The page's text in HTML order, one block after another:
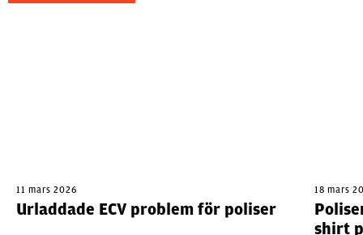
11 mars 2026
Urladdade ECV problem för poliser
18 mars
shirt